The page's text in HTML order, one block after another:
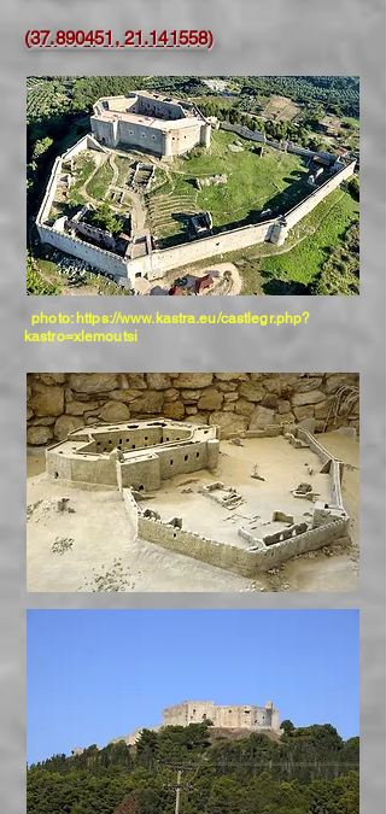
(37.890451, 21.141558)
photo: https://www.kastra.eu/castlegr.php?
kastro=xlemoutsi